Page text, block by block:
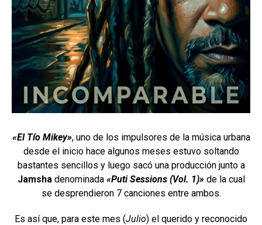
«El Tío Mikey», uno de los impulsores de la música urbana
desde el inicio hace algunos meses estuvo soltando
bastantes sencillos y luego sacó una producción junto a
Jamsha denominada «Puti Sessions (Vol. 1)»de la cual
se desprendieron 7 canciones entre ambos.
Es así que, para este mes (Julio) el querido y reconocido